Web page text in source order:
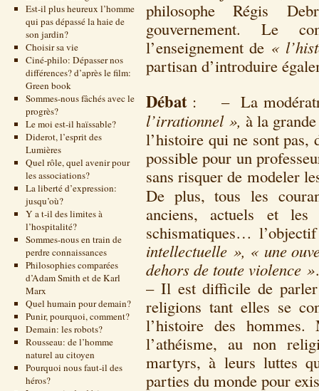
Est-il plus heureux l’homme
qui pas dépassé la haie de
son jardin?
Choisir sa vie
Ciné-philo: Dépasser nos
différences? d’après le film:
Green book
Sommes-nous fâchés avec le
progrès?
Le moi est-il haïssable?
Diderot, l’esprit des
Lumières
Quel rôle, quel avenir pour
les associations?
La liberté d’expression:
jusqu’où?
Y a t-il des limites à
l’hospitalité?
Sommes-nous en train de
perdre connaissances
Philosophies comparées
d’Adam Smith et de Karl
Marx
Quel humain pour demain?
Punir, pourquoi, comment?
Demain: les robots?
Rousseau: de l’homme
naturel au citoyen
Pourquoi nous faut-il des
héros?
philosophe Régis
gouvernement. Le
l’enseignement de «
partisan d’introduire
Débat : – La
l’irrationnel », à la
l’histoire qui ne sont
possible pour un
sans risquer de modeler
De plus, tous les
anciens, actuels et les
schismatiques…
intellectuelle », « une
dehors de toute violence »
– Il est difficile de parler
religions tant elles se
l’histoire des
l’athéisme, au non
martyrs, à leurs luttes
parties du monde pour